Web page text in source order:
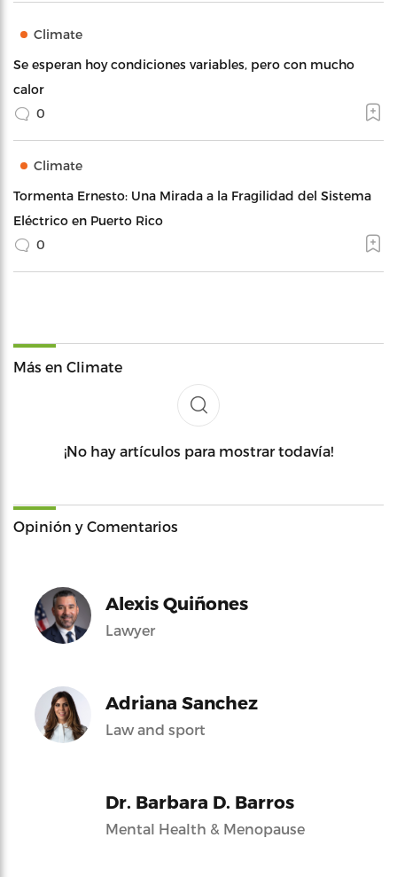
Climate
Se esperan hoy condiciones variables, pero con mucho
calor
0
Climate
Tormenta Ernesto: Una Mirada a la Fragilidad del Sistema
Eléctrico en Puerto Rico
0
Más en Climate
¡No hay artículos para mostrar todavía!
Opinión y Comentarios
Alexis Quiñones
Lawyer
Adriana Sanchez
Law and sport
Dr. Barbara D. Barros
Mental Health & Menopause